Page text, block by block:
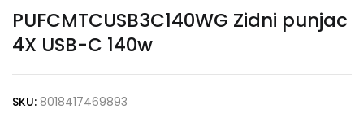
PUFCMTCUSB3C140WG Zidni punjac
4X USB-C 140w
SKU: 8018417469893